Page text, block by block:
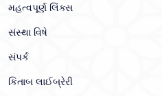
મહત્વપૂર્ણ લિંક્સ
સંસ્થા વિષે
સંપર્ક
કિતાબ લાઈબ્રેરી